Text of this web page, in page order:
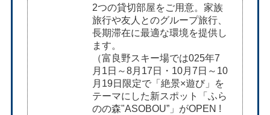
2つの貸切部屋をご用意。家族
旅行や友人とのグループ旅行、
長期滞在に最適な環境を提供し
ます。
（富良野スキー場では025年7
月1日～8月17日・10月7日～10
月19日限定で「絶景×遊び」を
テーマにした新スポット「ふら
のの森"ASOBOU”」がOPEN !